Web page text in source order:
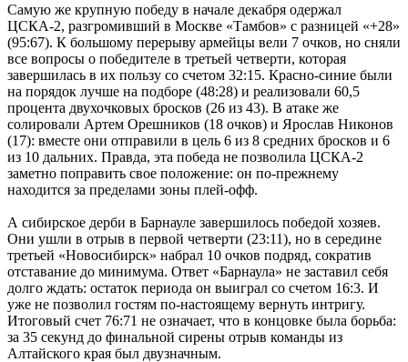
Самую же крупную победу в начале декабря одержал
ЦСКА-2, разгромивший в Москве «Тамбов» с разницей «+28»
(95:67). К большому перерыву армейцы вели 7 очков, но сняли
все вопросы о победителе в третьей четверти, которая
завершилась в их пользу со счетом 32:15. Красно-синие были
на порядок лучше на подборе (48:28) и реализовали 60,5
процента двухочковых бросков (26 из 43). В атаке же
солировали Артем Орешников (18 очков) и Ярослав Никонов
(17): вместе они отправили в цель 6 из 8 средних бросков и 6
из 10 дальних. Правда, эта победа не позволила ЦСКА-2
заметно поправить свое положение: он по-прежнему
находится за пределами зоны плей-офф.
А сибирское дерби в Барнауле завершилось победой хозяев.
Они ушли в отрыв в первой четверти (23:11), но в середине
третьей «Новосибирск» набрал 10 очков подряд, сократив
отставание до минимума. Ответ «Барнаула» не заставил себя
долго ждать: остаток периода он выиграл со счетом 16:3. И
уже не позволил гостям по-настоящему вернуть интригу.
Итоговый счет 76:71 не означает, что в концовке была борьба:
за 35 секунд до финальной сирены отрыв команды из
Алтайского края был двузначным.